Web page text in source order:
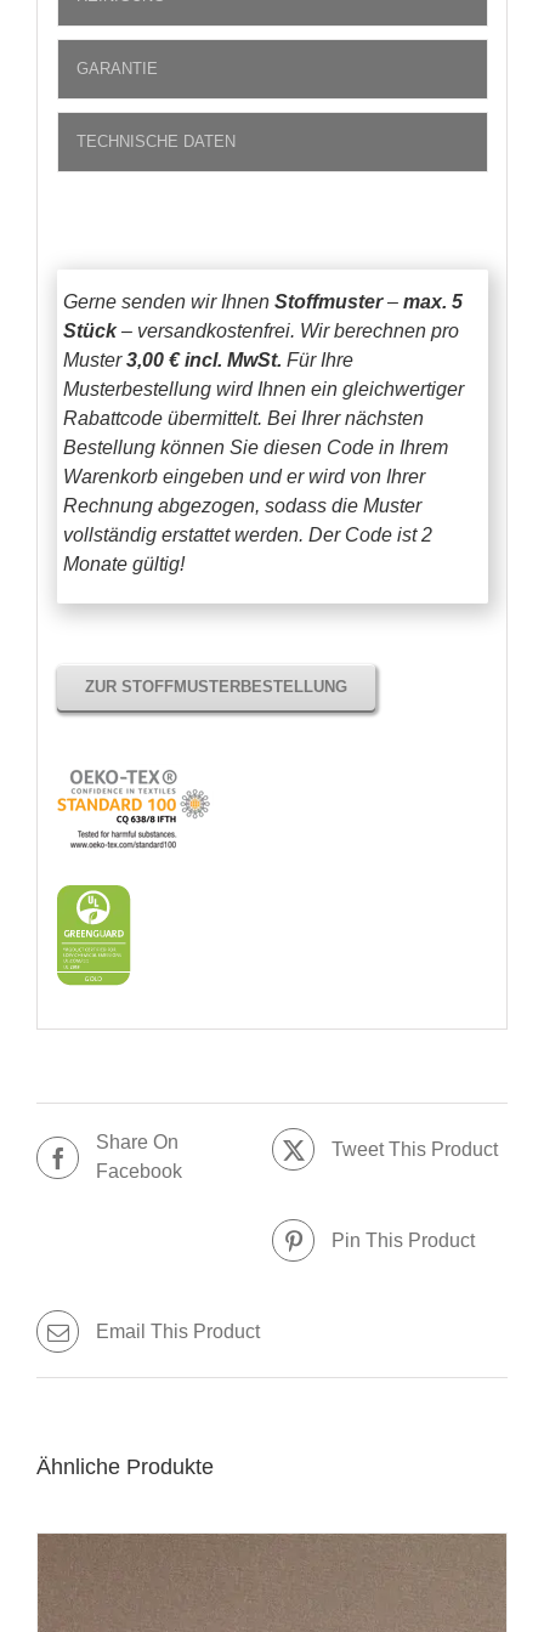
GARANTIE
TECHNISCHE DATEN
Gerne senden wir Ihnen Stoffmuster– max. 5
Stück– versandkostenfrei. Wir berechnen pro
Muster3,00 € incl. MwSt. Für Ihre
Musterbestellung wird Ihnen ein gleichwertiger
Rabattcode übermittelt. Bei Ihrer nächsten
Bestellung können Sie diesen Code in Ihrem
Warenkorb eingeben und er wird von Ihrer
Rechnung abgezogen, sodass die Muster
vollständig erstattet werden. Der Code ist 2
Monate gültig!
ZUR STOFFMUSTERBESTELLUNG
Share On
Facebook
Tweet This Product
Pin This Product
Email This Product
Ähnliche Produkte